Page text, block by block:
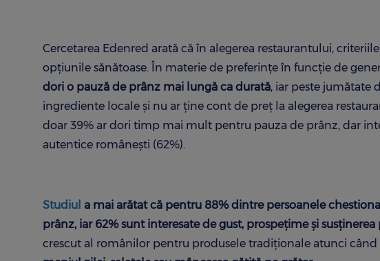
Cercetarea Edenred arată că în alegerea restaurantului,
opțiunile sănătoase. În materie de preferințe în funcție de
dori o pauză de prânz mai lungă ca durată, iar peste jumătate
ingrediente locale și nu ar ține cont de preț la alegerea
doar 39% ar dori timp mai mult pentru pauza de prânz, dar
autentice românești (62%).
Studiul a mai arătat că pentru 88% dintre persoanele
prânz, iar 62% sunt interesate de gust, prospețime și
crescut al românilor pentru produsele tradiționale atunci când